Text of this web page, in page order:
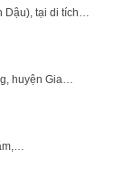
Dậu), tại di tích…
huyện Gia…